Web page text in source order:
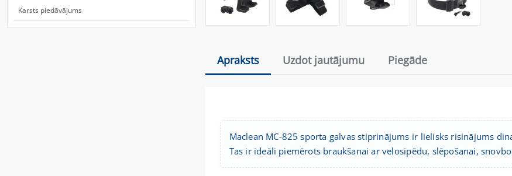
Karsts piedāvājums
Apraksts Uzdot jautājumu Piegāde
Maclean MC-825 sporta galvas stiprinājums ir lielisks risinājums
Tas ir ideāli piemērots braukšanai ar velosipēdu, slēpošanai,